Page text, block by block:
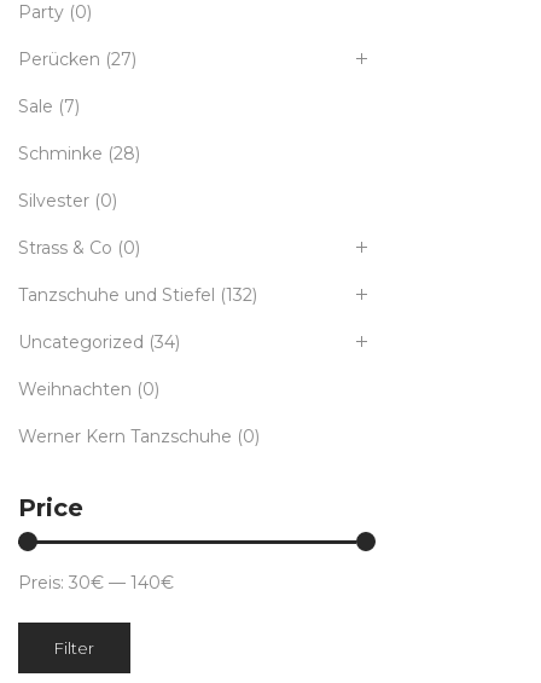
Party (0)
Perücken (27)
Sale (7)
Schminke (28)
Silvester (0)
Strass & Co (0)
Tanzschuhe und Stiefel (132)
Uncategorized (34)
Weihnachten (0)
Werner Kern Tanzschuhe (0)
Price
Filter
Preis: 30€ — 140€